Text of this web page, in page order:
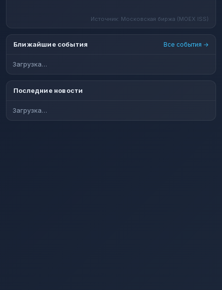
Источник: Московская биржа (MOEX ISS)
Ближайшие события Все события →
Загрузка…
Последние новости
Загрузка…